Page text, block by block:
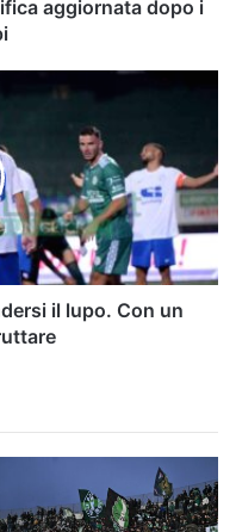
aggiornata dopo i
il lupo. Con un